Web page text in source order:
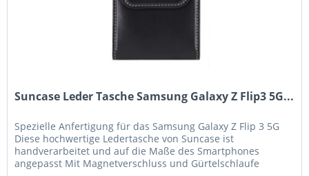
Suncase Leder Tasche Samsung Galaxy Z Flip3 5G...
Spezielle Anfertigung für das Samsung Galaxy Z Flip 3 5G
Diese hochwertige Ledertasche von Suncase ist
handverarbeitet und auf die Maße des Smartphones
angepasst Mit Magnetverschluss und Gürtelschlaufe